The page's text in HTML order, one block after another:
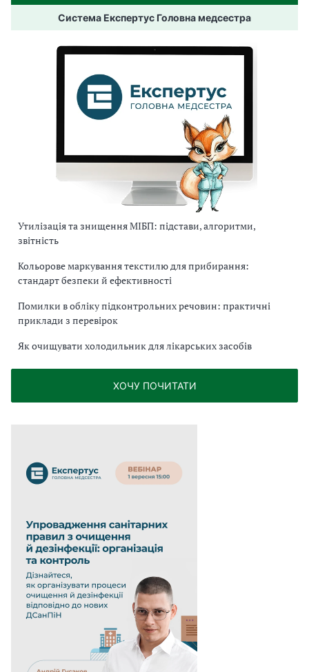
Система Експертус Головна медсестра
Утилізація та знищення МІБП: підстави, алгоритми,
звітність
Кольорове маркування текстилю для прибирання:
стандарт безпеки й ефективності
Помилки в обліку підконтрольних речовин: практичні
приклади з перевірок
Як очищувати холодильник для лікарських засобів
ХОЧУ ПОЧИТАТИ